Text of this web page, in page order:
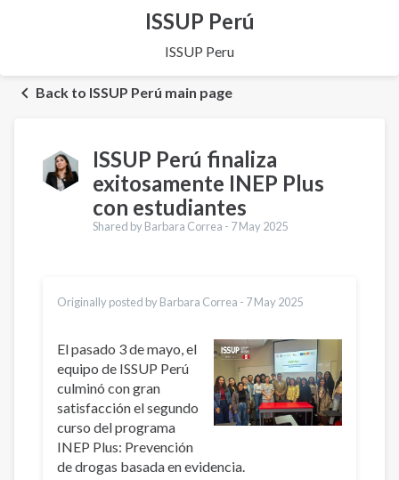
ISSUP Perú
ISSUP Peru
Back to ISSUP Perú main page
ISSUP Perú finaliza
exitosamente INEP Plus
con estudiantes
Shared by Barbara Correa - 7 May 2025
Originally posted by Barbara Correa - 7 May 2025
El pasado 3 de mayo, el
equipo de ISSUP Perú
culminó con gran
satisfacción el segundo
curso del programa
INEP Plus: Prevención
de drogas basada en evidencia.